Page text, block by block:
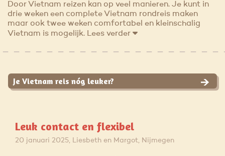
Door Vietnam reizen kan op veel manieren. Je kunt in
drie weken een complete Vietnam rondreis maken
maar ook twee weken comfortabel en kleinschalig
Vietnam is mogelijk. Lees verder
Je Vietnam reis nóg leuker?
Leuk contact en flexibel
20 januari 2025, Liesbeth en Margot, Nijmegen